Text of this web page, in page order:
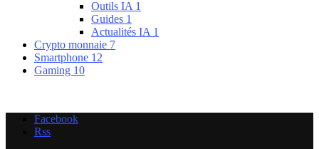
Outils IA 1
Guides 1
Actualités IA 1
Crypto monnaie 7
Smartphone 12
Gaming 10
Facebook
Rss